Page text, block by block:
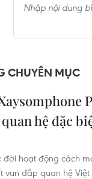
CHUYÊN MỤC
hệ đặc
đời hoạt động cách
vun đắp quan hệ